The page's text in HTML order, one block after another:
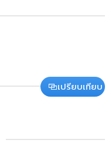
เปรียบเทียบ